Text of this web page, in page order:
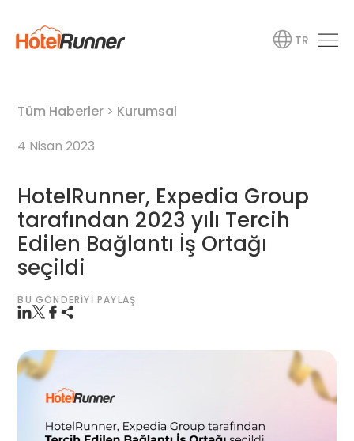
TR
Tüm Haberler > Kurumsal
4 Nisan 2023
HotelRunner, Expedia Group
tarafından 2023 yılı Tercih
Edilen Bağlantı İş Ortağı
seçildi
BU GÖNDERIYI PAYLAŞ